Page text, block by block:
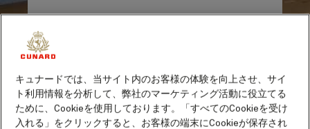
サンディエゴ、カリフォル
カリフォルニア州発祥の地として知られる
人口約140万人のサンディエゴは1年中晴天
に恵まれており、のどかなビーチには多く
キュナードでは、当サイト内のお客様の体験を向上させ、サイ
ト利用情報を分析して、弊社のマーケティング活動に役立てる
ために、Cookieを使用しております。「すべてのCookieを受け
入れる」をクリックすると、お客様の端末にCookieが保存され